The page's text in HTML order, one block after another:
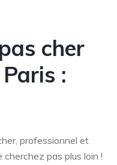
cher
:
professionnel et
pas plus loin !